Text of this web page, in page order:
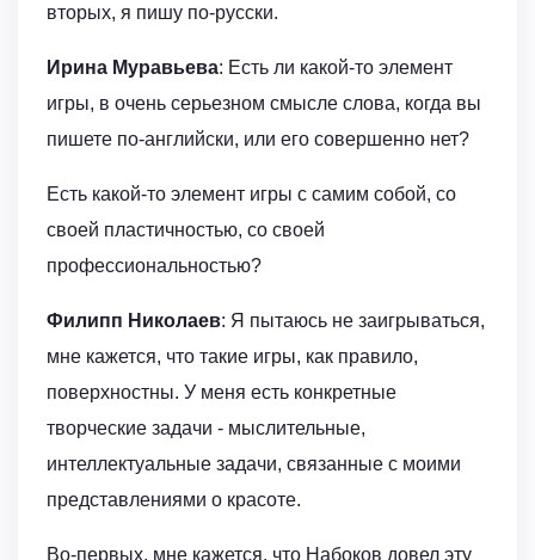
вторых, я пишу по-русски.
Ирина Муравьева: Есть ли какой-то элемент
игры, в очень серьезном смысле слова, когда вы
пишете по-английски, или его совершенно нет?
Есть какой-то элемент игры с самим собой, со
своей пластичностью, со своей
профессиональностью?
Филипп Николаев: Я пытаюсь не заигрываться,
мне кажется, что такие игры, как правило,
поверхностны. У меня есть конкретные
творческие задачи - мыслительные,
интеллектуальные задачи, связанные с моими
представлениями о красоте.
Во-первых, мне кажется, что Набоков довел эту